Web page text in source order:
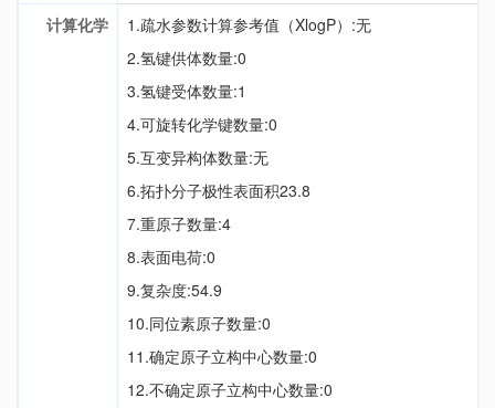
计算化学
1.疏水参数计算参考值（XlogP）:无
2.氢键供体数量:0
3.氢键受体数量:1
4.可旋转化学键数量:0
5.互变异构体数量:无
6.拓扑分子极性表面积23.8
7.重原子数量:4
8.表面电荷:0
9.复杂度:54.9
10.同位素原子数量:0
11.确定原子立构中心数量:0
12.不确定原子立构中心数量:0